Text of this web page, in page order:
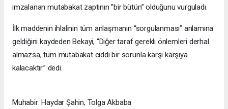
imzalanan mutabakat zaptının ”bir bütün” olduğunu vurguladı.
İlk maddenin ihlalinin tüm anlaşmanın “sorgulanması” anlamına
geldiğini kaydeden Bekayi, “Diğer taraf gerekli önlemleri derhal
almazsa, tüm mutabakat ciddi bir sorunla karşı karşıya
kalacaktır.” dedi.
Muhabir: Haydar Şahin, Tolga Akbaba